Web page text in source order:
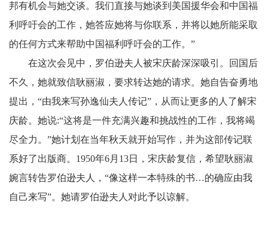
邦有机会与她交谈。我们直接与她谈到美国援华会和中国福
利呼吁会的工作，她答应她将与你联系，并将以她所能采取
的任何方式来帮助中国福利呼吁会的工作。”
在这次会见中，罗伯逊夫人被宋庆龄深深吸引。回国后
不久，她就致信耿丽淑，要求转达她的请求。她自告奋勇地
提出，“由我来写孙逸仙夫人传记”，从而让更多的人了解宋
庆龄。她说:“这将是一件充满兴趣和挑战性的工作，我将竭
尽全力。”她计划在当年秋天就开始写作，并为这部传记联
系好了出版商。1950年6月13日，宋庆龄复信，希望耿丽淑
婉言转告罗伯逊夫人，“像这样一本特殊的书…的确应由我
自己来写”。她请罗伯逊夫人对此予以谅解。